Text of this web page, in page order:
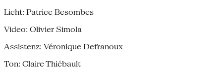
Licht: Patrice Besombes
Video: Olivier Simola
Assistenz: Véronique Defranoux
Ton: Claire Thiébault